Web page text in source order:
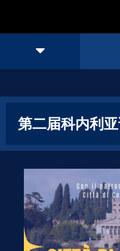
第二届科内利